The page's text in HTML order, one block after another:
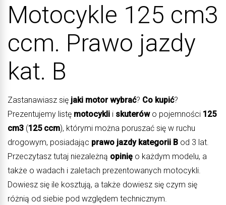
Motocykle 125 cm3
ccm. Prawo jazdy
kat. B
Zastanawiasz się jaki motor wybrać? Co kupić?
Prezentujemy listę motocykli i skuterówo pojemności 125
cm3 (125 ccm), którymi można poruszać się w ruchu
drogowym, posiadając prawo jazdy kategorii B od 3 lat.
Przeczytasz tutaj niezależną opinię o każdym modelu, a
także o wadach i zaletach prezentowanych motocykli.
Dowiesz się ile kosztują, a także dowiesz się czym się
różnią od siebie pod względem technicznym.